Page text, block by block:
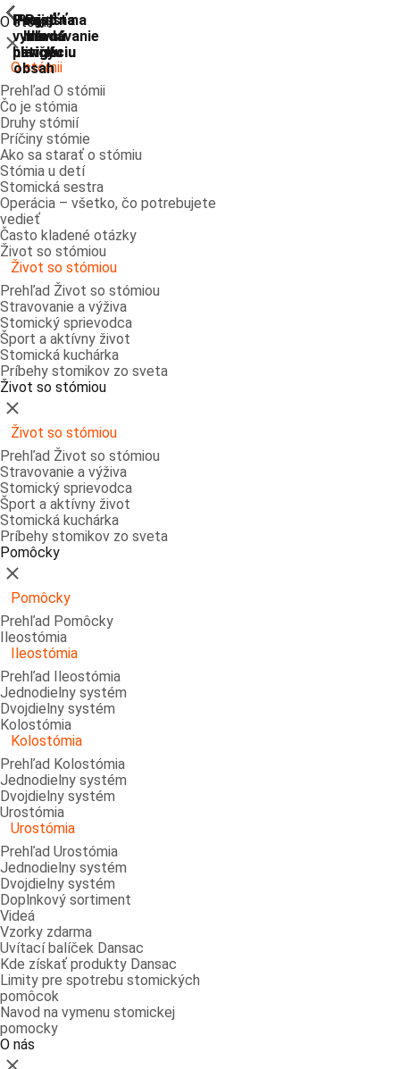
Prejsť na
vyhľadávanie
Prejsť na
hlavnú
navigáciu
Prejsť na
hlavnú
navigáciu
Prejsť
na
hlavný
obsah
Prejsť
na
pätičku
O stómii
ShowPrevious
Zatvoriť
O stómii
Prehľad O stómii
Čo je stómia
Druhy stómií
Príčiny stómie
Ako sa starať o stómiu
Stómia u detí
Stomická sestra
Operácia – všetko, čo potrebujete
vedieť
Často kladené otázky
Život so stómiou
ShowPrevious
Život so stómiou
Prehľad Život so stómiou
Stravovanie a výživa
Stomický sprievodca
Šport a aktívny život
Stomická kuchárka
Príbehy stomikov zo sveta
Život so stómiou
ShowPrevious
Zatvoriť
Život so stómiou
Prehľad Život so stómiou
Stravovanie a výživa
Stomický sprievodca
Šport a aktívny život
Stomická kuchárka
Príbehy stomikov zo sveta
Pomôcky
ShowPrevious
Zatvoriť
Pomôcky
Prehľad Pomôcky
Ileostómia
ShowPrevious
Ileostómia
Prehľad Ileostómia
Jednodielny systém
Dvojdielny systém
Kolostómia
ShowPrevious
Kolostómia
Prehľad Kolostómia
Jednodielny systém
Dvojdielny systém
Urostómia
ShowPrevious
Urostómia
Prehľad Urostómia
Jednodielny systém
Dvojdielny systém
Doplnkový sortiment
Videá
Vzorky zdarma
Uvítací balíček Dansac
Kde získať produkty Dansac
Limity pre spotrebu stomických
pomôcok
Navod na vymenu stomickej
pomocky
O nás
ShowPrevious
Zatvoriť